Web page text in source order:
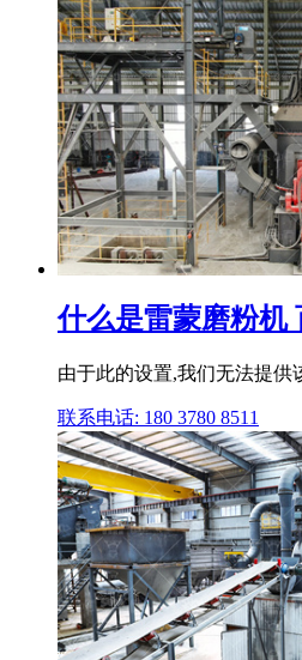
什么是雷蒙磨粉机
由于此的设置,我们无法提供
联系电话: 180 3780 8511